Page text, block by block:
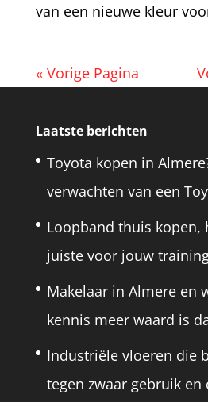
van een nieuwe kleur
« Vorige Pagina
Laatste berichten
Toyota kopen in
verwachten van een
Loopband thuis kopen,
juiste voor jouw
Makelaar in Almere en
kennis meer waard is
Industriële vloeren die
tegen zwaar gebruik en